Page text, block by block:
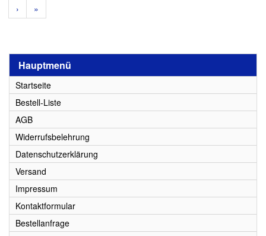
›
»
Hauptmenü
Startseite
Bestell-Liste
AGB
Widerrufsbelehrung
Datenschutzerklärung
Versand
Impressum
Kontaktformular
Bestellanfrage